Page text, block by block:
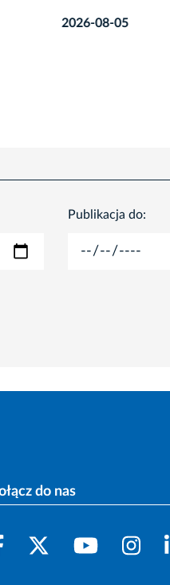
Publikacja do:
do nas